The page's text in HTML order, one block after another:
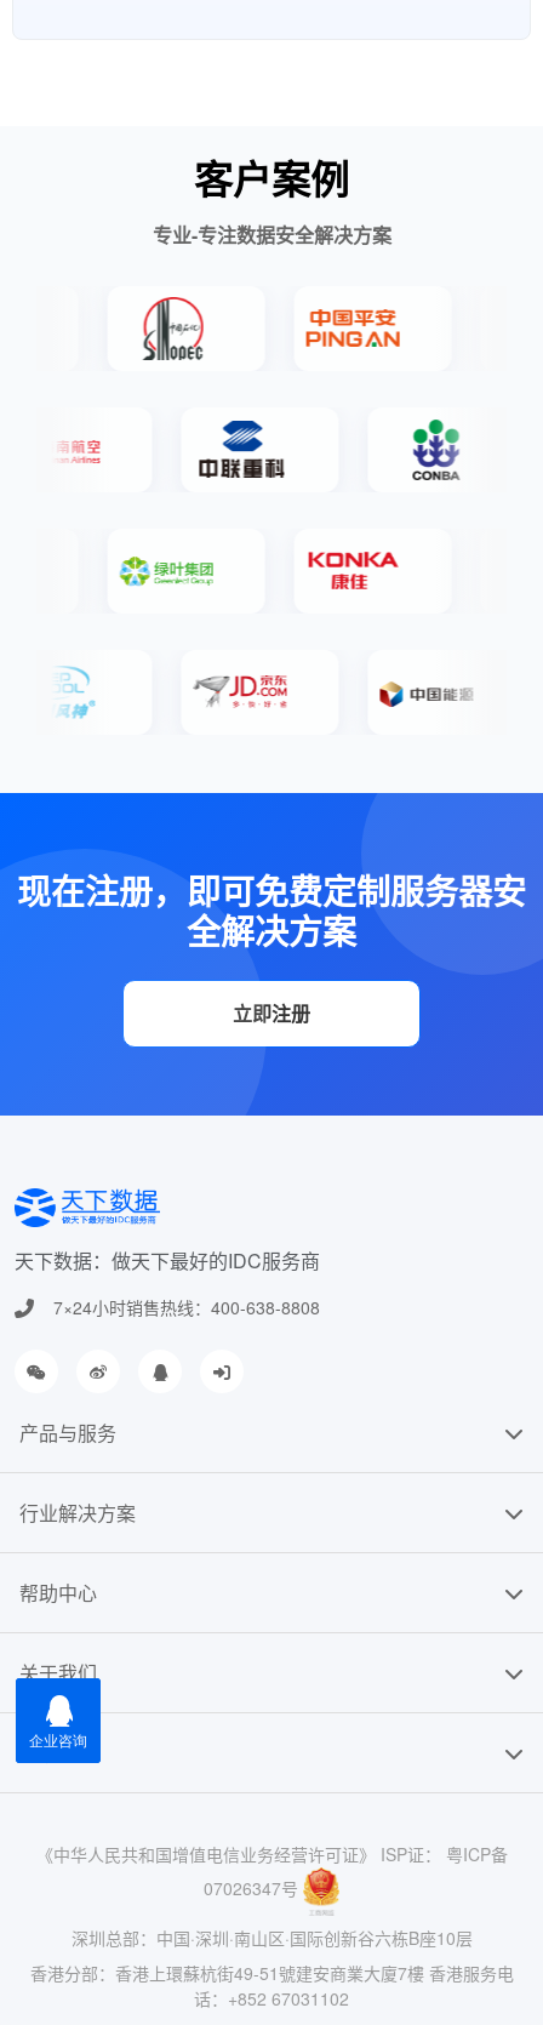
客户案例
专业-专注数据安全解决方案
现在注册，即可免费定制服务器安
全解决方案
立即注册
天下数据：做天下最好的IDC服务商
7×24小时销售热线：400-638-8808
产品与服务
行业解决方案
帮助中心
关于我们
友情链接
《中华人民共和国增值电信业务经营许可证》 ISP证： 粤ICP备
07026347号
深圳总部：中国·深圳·南山区·国际创新谷六栋B座10层
香港分部：香港上環蘇杭街49-51號建安商業大廈7樓 香港服务电
话：+852 67031102